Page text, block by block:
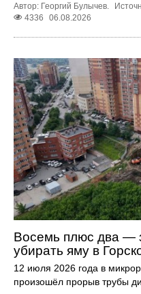
Автор: Георгий Булычев.
4336
06.08.2026
Восемь плюс два —
убирать яму в
12 июля 2026 года в
произошёл прорыв трубы